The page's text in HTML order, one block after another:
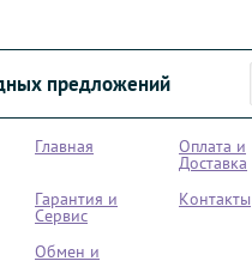
предложений
Главная Оплата и
Доставка
Гарантия и
Сервис
Контакты
Обмен и